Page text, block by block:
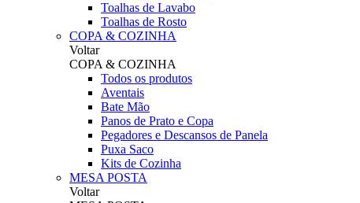
Toalhas de Lavabo
Toalhas de Rosto
COPA & COZINHA
Voltar
COPA & COZINHA
Todos os produtos
Aventais
Bate Mão
Panos de Prato e Copa
Pegadores e Descansos de Panela
Puxa Saco
Kits de Cozinha
MESA POSTA
Voltar